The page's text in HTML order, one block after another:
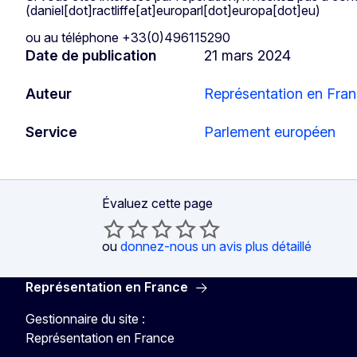
(daniel[dot]ractliffe[at]europarl[dot]europa[dot]eu)
ou au téléphone +33(0)496115290
Date de publication 21 mars 2024
Auteur Représentation en
Service Parlement européen
Évaluez cette page
ou donnez-nous un avis plus détaillé
Représentation en France
Gestionnaire du site :
Représentation en France